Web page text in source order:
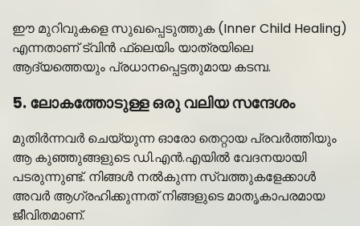
ഈ മുറിവുകളെ സുഖപ്പെടുത്തുക (Inner Child Healing)
എന്നതാണ് ട്വിൻ ഫ്ലെയിം യാത്രയിലെ
ആദ്യത്തെയും പ്രധാനപ്പെട്ടതുമായ കടമ്പ.
5. ലോകത്തോടുള്ള ഒരു വലിയ സന്ദേശം
മുതിർന്നവർ ചെയ്യുന്ന ഓരോ തെറ്റായ പ്രവർത്തിയും
ആ കുഞ്ഞുങ്ങളുടെ ഡി.എൻ.എയിൽ വേദനയായി
പടരുന്നുണ്ട്. നിങ്ങൾ നൽകുന്ന സ്വത്തുകളേക്കാൾ
അവർ ആഗ്രഹിക്കുന്നത് നിങ്ങളുടെ മാതൃകാപരമായ
ജീവിതമാണ്.